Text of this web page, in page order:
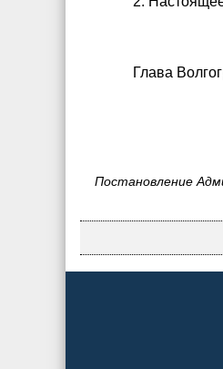
Постановление